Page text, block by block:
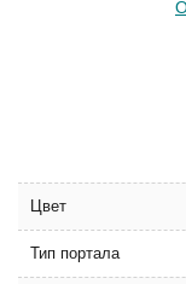
Цвет
Тип портала